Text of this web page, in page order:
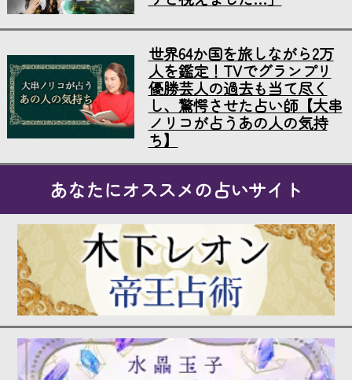
世界64か国を旅しながら2万
人を鑑定！TVでグランプリ
優勝芸人の過去も当て尽く
し、驚愕させた占い師【大串
ノリコが占うあの人の気持
ち】
あなたにオススメの占いサイト